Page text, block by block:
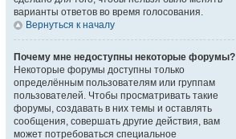
варианты ответов во время голосования.
Вернуться к началу
Почему мне недоступны некоторые форумы?
Некоторые форумы доступны только
определённым пользователям или группам
пользователей. Чтобы просматривать такие
форумы, создавать в них темы и оставлять
сообщения, совершать другие действия, вам
может потребоваться специальное